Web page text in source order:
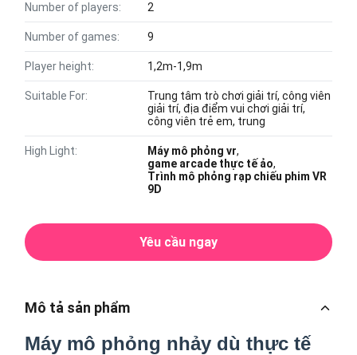
Number of players: 2
Number of games: 9
Player height: 1,2m-1,9m
Suitable For:
Trung tâm trò chơi giải trí, công viên
giải trí, địa điểm vui chơi giải trí,
công viên trẻ em, trung
High Light: Máy mô phỏng vr,
game arcade thực tế ảo,
Trình mô phỏng rạp chiếu phim VR
9D
Yêu cầu ngay
Mô tả sản phẩm
Máy mô phỏng nhảy dù thực tế